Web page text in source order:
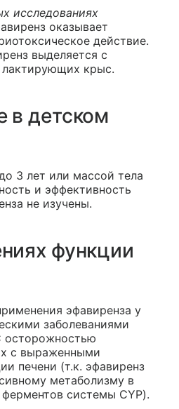
исследованиях
оказывает
действие.
выделяется с
крыс.
в детском
3 лет или массой тела
и эффективность
не изучены.
функции
эфавиренза у
заболеваниями
осторожностью
с выраженными
печени (т.к. эфавиренз
метаболизму в
системы CYP).